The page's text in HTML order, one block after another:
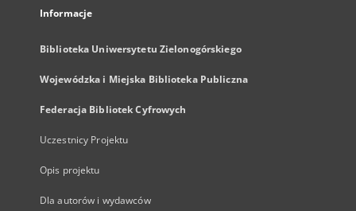
Informacje
Biblioteka Uniwersytetu Zielonogórskiego
Wojewódzka i Miejska Biblioteka Publiczna
Federacja Bibliotek Cyfrowych
Uczestnicy Projektu
Opis projektu
Dla autorów i wydawców